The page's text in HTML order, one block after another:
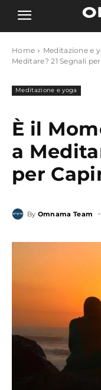
Home Meditazione e
Meditare? 21 Segnali
Meditazione e yoga
È il
a
per
By Omnama Team -